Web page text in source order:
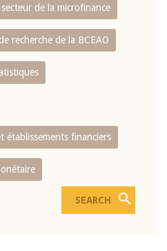
de la microfinance
recherche de la BCEAO
établissements financiers